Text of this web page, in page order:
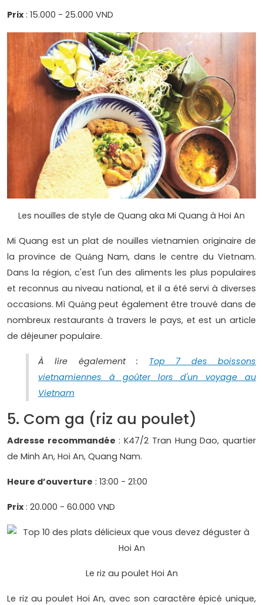
Prix : 15.000 - 25.000 VND
Les nouilles de style de Quang aka Mi Quang à Hoi An
Mi Quang est un plat de nouilles vietnamien originaire de
la province de Quảng Nam, dans le centre du Vietnam.
Dans la région, c'est l'un des aliments les plus populaires
et reconnus au niveau national, et il a été servi à diverses
occasions. Mì Quảng peut également être trouvé dans de
nombreux restaurants à travers le pays, et est un article
de déjeuner populaire.
À lire également : Top 7 des boissons
vietnamiennes à goûter lors d'un voyage au
Vietnam
5. Com ga (riz au poulet)
Adresse recommandée : K47/2 Tran Hung Dao, quartier
de Minh An, Hoi An, Quang Nam.
Heure d’ouverture : 13:00 - 21:00
Prix : 20.000 - 60.000 VND
Le riz au poulet Hoi An
Le riz au poulet Hoi An, avec son caractère épicé unique,